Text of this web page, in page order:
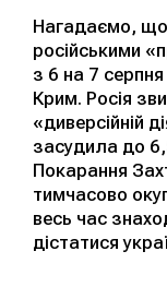
Нагадаємо, що
російськими
з 6 на 7
Крим. Росія
«диверсійній
засудила до
Покарання
тимчасово
весь час
дістатися